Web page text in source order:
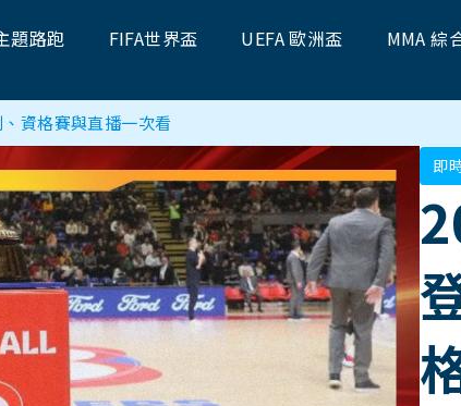
題路跑 FIFA世界盃 UEFA 歐洲盃 MMA 綜
資格賽與直播一次看
即